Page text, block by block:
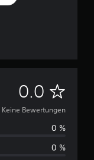
0.0 K
e
Keine Bewertungen
0 %
0 %